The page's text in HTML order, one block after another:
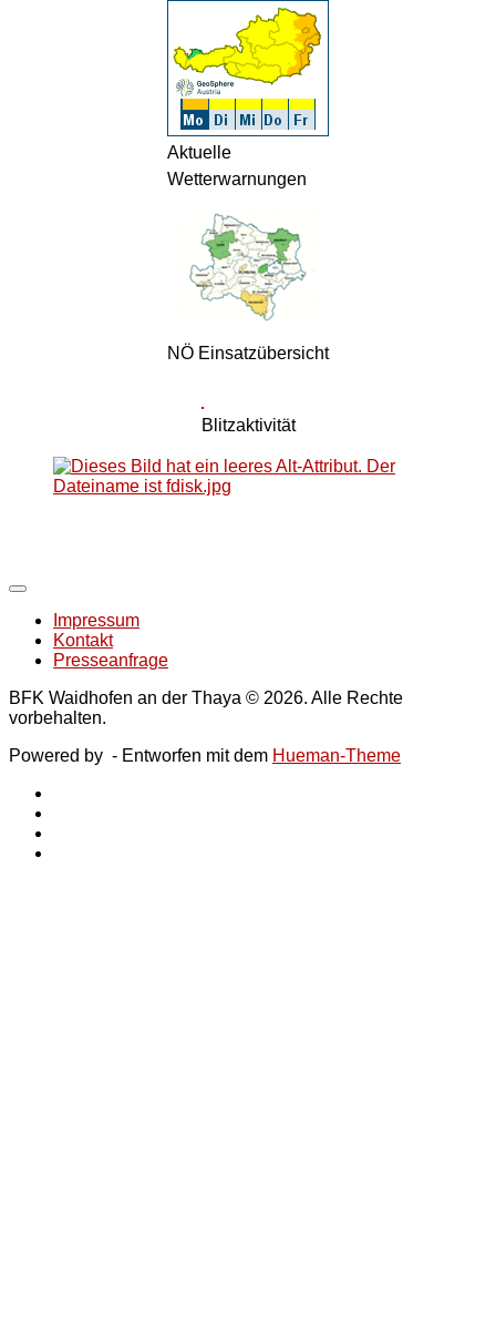
Aktuelle
Wetterwarnungen
NÖ Einsatzübersicht
Blitzaktivität
Impressum
Kontakt
Presseanfrage
BFK Waidhofen an der Thaya © 2026. Alle Rechte
vorbehalten.
Powered by - Entworfen mit dem Hueman-Theme